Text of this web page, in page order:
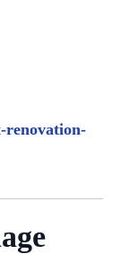
renovation-